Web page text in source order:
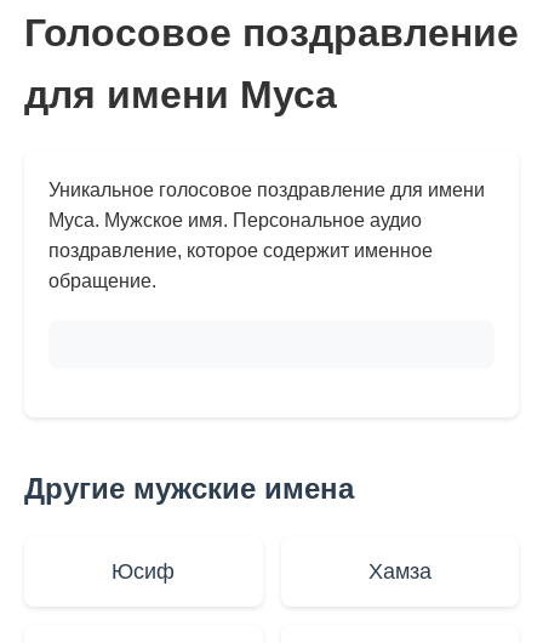
Голосовое поздравление
для имени Муса
Уникальное голосовое поздравление для имени
Муса. Мужское имя. Персональное аудио
поздравление, которое содержит именное
обращение.
Другие мужские имена
Юсиф Хамза